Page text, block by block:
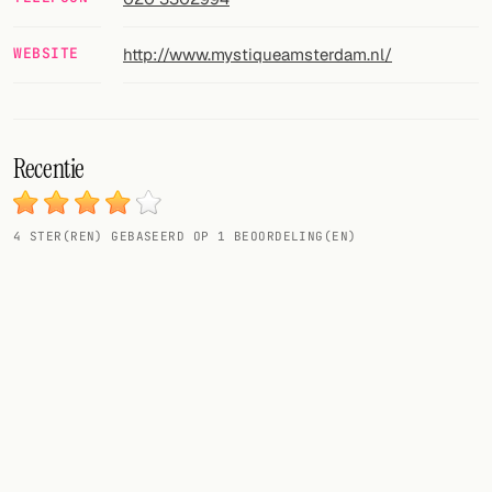
RSS
Cocktail app
WEBSITE http://www.mystiqueamsterdam.nl/
Recentie
4 STER(REN) GEBASEERD OP 1 BEOORDELING(EN)